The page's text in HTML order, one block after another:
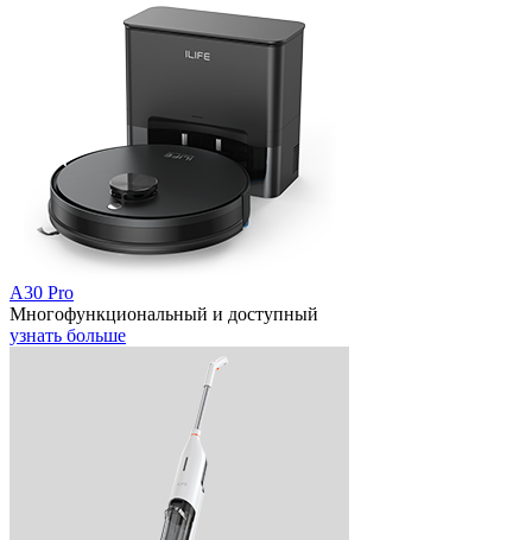
A30 Pro
Многофункциональный и доступный
узнать больше